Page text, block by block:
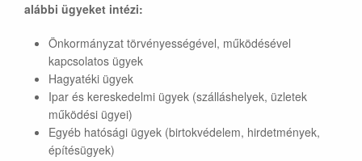
alábbi ügyeket intézi:
Önkormányzat törvényességével, működésével
kapcsolatos ügyek
Hagyatéki ügyek
Ipar és kereskedelmi ügyek (szálláshelyek, üzletek
működési ügyei)
Egyéb hatósági ügyek (birtokvédelem, hirdetmények,
építésügyek)